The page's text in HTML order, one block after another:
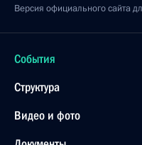
Версия официального сайта
События
Структура
Видео и фото